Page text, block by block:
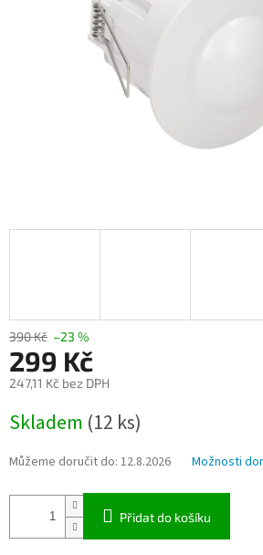
390 Kč –23 %
299 Kč
247,11 Kč bez DPH
cena:
Skladem (12 ks)
Můžeme doručit do: 12.8.2026 Možnosti
Přidat do košíku